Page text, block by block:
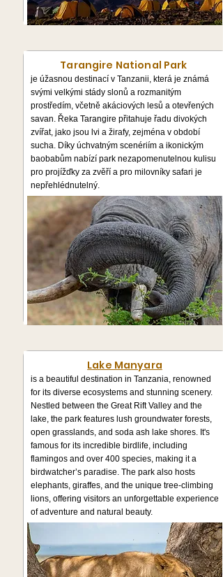
Tarangire National Park
je úžasnou destinací v Tanzanii, která je známá
svými velkými stády slonů a rozmanitým
prostředím, včetně akáciových lesů a otevřených
savan. Řeka Tarangire přitahuje řadu divokých
zvířat, jako jsou lvi a žirafy, zejména v období
sucha. Díky úchvatným scenériím a ikonickým
baobabům nabízí park nezapomenutelnou kulisu
pro projížďky za zvěří a pro milovníky safari je
nepřehlédnutelný.
Lake Manyara
is a beautiful destination in Tanzania, renowned
for its diverse ecosystems and stunning scenery.
Nestled between the Great Rift Valley and the
lake, the park features lush groundwater forests,
open grasslands, and soda ash lake shores. It's
famous for its incredible birdlife, including
flamingos and over 400 species, making it a
birdwatcher’s paradise. The park also hosts
elephants, giraffes, and the unique tree-climbing
lions, offering visitors an unforgettable experience
of adventure and natural beauty.